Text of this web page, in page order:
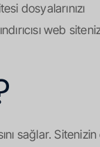
dosyalarınızı
web
sağlar. Sitenizin